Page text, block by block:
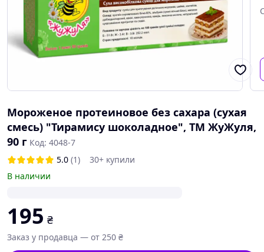
Мороженое протеиновое без сахара (сухая
смесь) "Тирамису шоколадное", ТМ ЖуЖуля,
90 г Код: 4048-7
5.0 (1)
30+ купили
В наличии
195 ₴
Заказ у продавца — от 250 ₴